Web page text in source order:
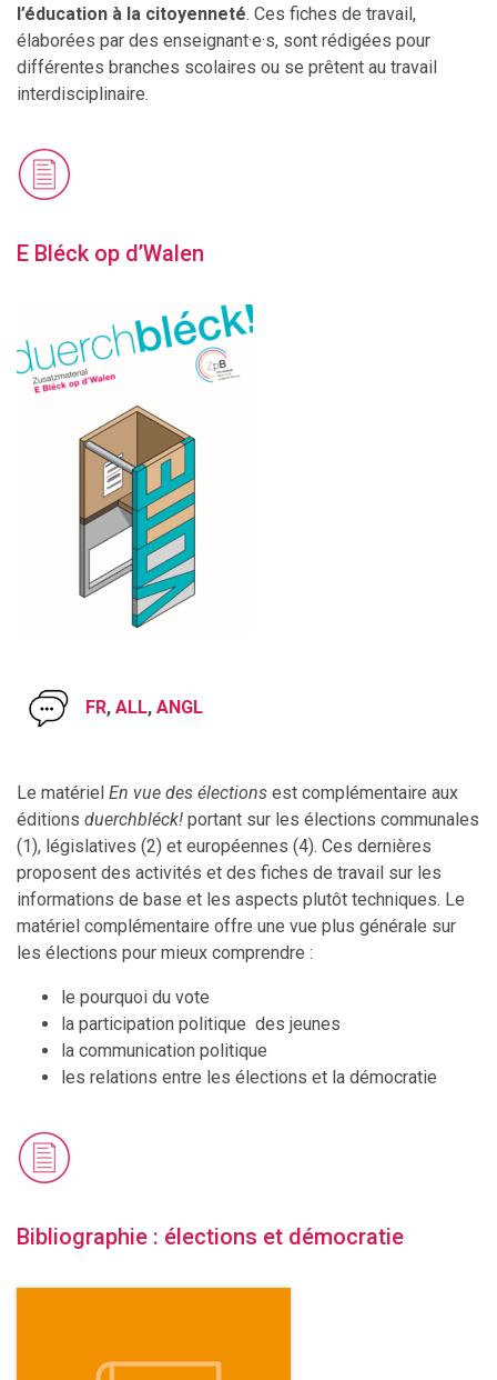
l’éducation à la citoyenneté. Ces fiches de travail,
élaborées par des enseignant·e·s, sont rédigées pour
différentes branches scolaires ou se prêtent au travail
interdisciplinaire.
E Bléck op d’Walen
FR, ALL, ANGL
Le matériel En vue des élections est complémentaire aux
éditions duerchbléck! portant sur les élections communales
(1), législatives (2) et européennes (4). Ces dernières
proposent des activités et des fiches de travail sur les
informations de base et les aspects plutôt techniques. Le
matériel complémentaire offre une vue plus générale sur
les élections pour mieux comprendre :
le pourquoi du vote
la participation politique des jeunes
la communication politique
les relations entre les élections et la démocratie
Bibliographie : élections et démocratie